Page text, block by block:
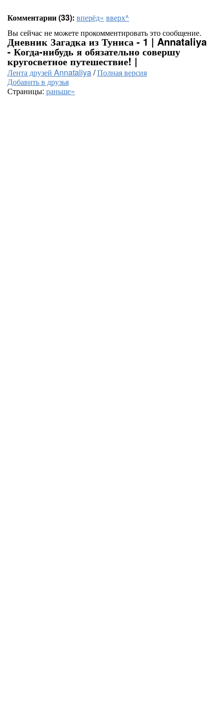
Комментарии (33): вперёд» вверх^
Вы сейчас не можете прокомментировать это сообщение.
Дневник Загадка из Туниса - 1 | Annataliya
- Когда-нибудь я обязательно совершу
кругосветное путешествие! |
Лента друзей Annataliya/Полная версия
Добавить в друзья
Страницы: раньше»